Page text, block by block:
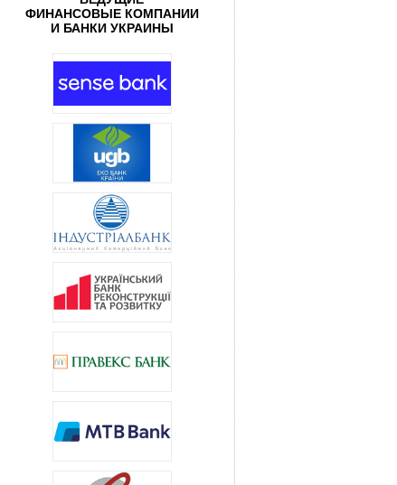
ФИНАНСОВЫЕ КОМПАНИИ
И БАНКИ УКРАИНЫ